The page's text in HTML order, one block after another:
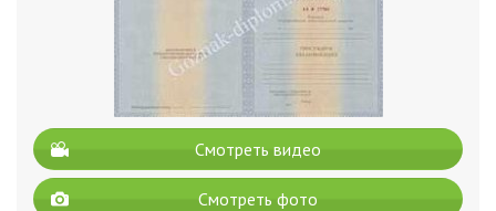
Смотреть видео
Смотреть фото